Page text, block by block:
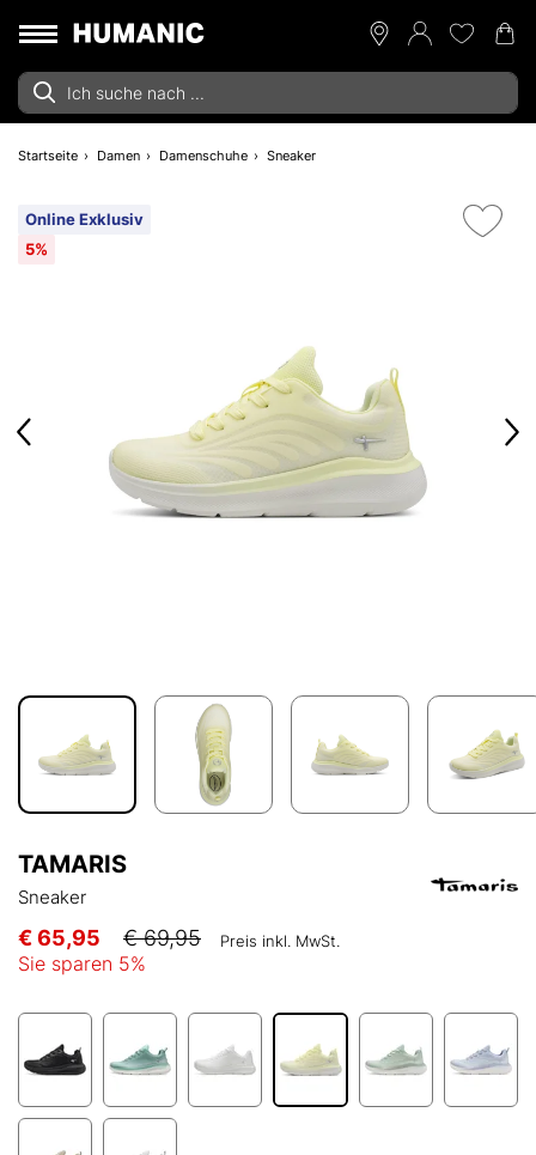
Startseite Damen Damenschuhe Sneaker
Online Exklusiv
5%
TAMARIS
Sneaker
€ 65,95 € 69,95 Preis inkl. MwSt.
Sie sparen 5%